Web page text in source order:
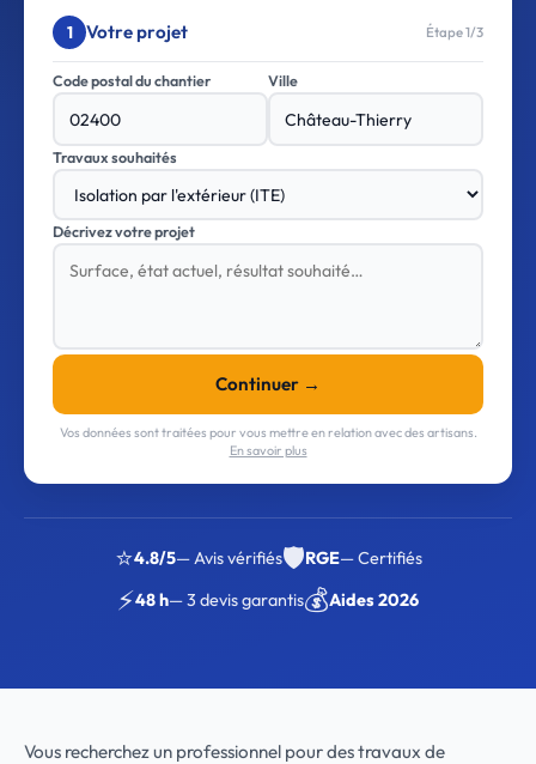
1 Votre projet Étape 1/3
Code postal du chantier Ville
Travaux souhaités
Décrivez votre projet
Continuer →
Vos données sont traitées pour vous mettre en relation avec des artisans.
En savoir plus
⭐4.8/5— Avis vérifiés🛡️RGE— Certifiés
⚡48 h— 3 devis garantis💰Aides 2026
Vous recherchez un professionnel pour des travaux de